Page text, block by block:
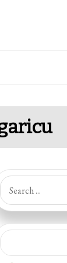
Search
for: